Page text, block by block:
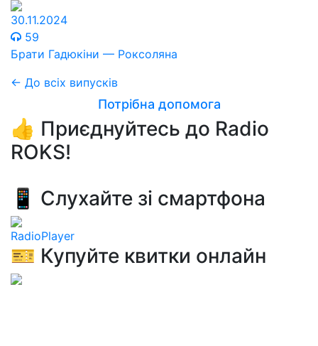
30.11.2024
59
Брати Гадюкіни — Роксоляна
← До всіх випусків
Потрібна допомога
👍 Приєднуйтесь до Radio
ROKS!
📱 Слухайте зі смартфона
RadioPlayer
🎫 Купуйте квитки онлайн